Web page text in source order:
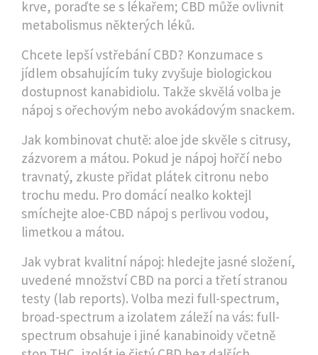
krve, poraďte se s lékařem; CBD může ovlivnit
metabolismus některých léků.
Chcete lepší vstřebání CBD? Konzumace s
jídlem obsahujícím tuky zvyšuje biologickou
dostupnost kanabidiolu. Takže skvělá volba je
nápoj s ořechovým nebo avokádovým snackem.
Jak kombinovat chutě: aloe jde skvěle s citrusy,
zázvorem a mátou. Pokud je nápoj hořčí nebo
travnatý, zkuste přidat plátek citronu nebo
trochu medu. Pro domácí nealko koktejl
smíchejte aloe-CBD nápoj s perlivou vodou,
limetkou a mátou.
Jak vybrat kvalitní nápoj: hledejte jasné složení,
uvedené množství CBD na porci a třetí stranou
testy (lab reports). Volba mezi full-spectrum,
broad-spectrum a izolatem záleží na vás: full-
spectrum obsahuje i jiné kanabinoidy včetně